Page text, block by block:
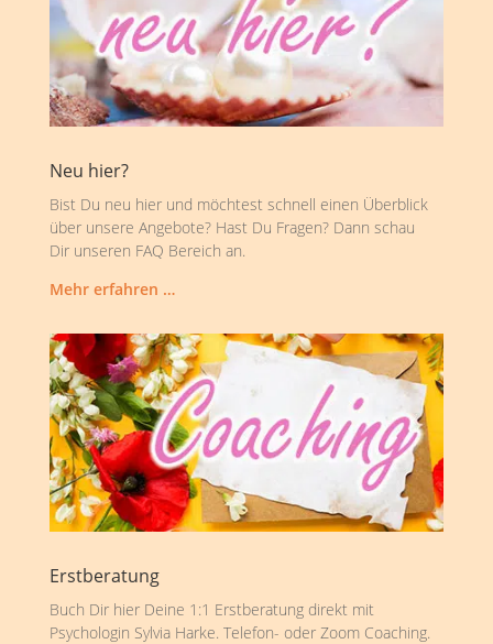
Neu hier?
Bist Du neu hier und möchtest schnell einen Überblick
über unsere Angebote? Hast Du Fragen? Dann schau
Dir unseren FAQ Bereich an.
Mehr erfahren …
Erstberatung
Buch Dir hier Deine 1:1 Erstberatung direkt mit
Psychologin Sylvia Harke. Telefon- oder Zoom Coaching.